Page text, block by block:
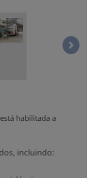
habilitada a
incluindo: